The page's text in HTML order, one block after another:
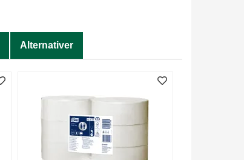
Alternativer